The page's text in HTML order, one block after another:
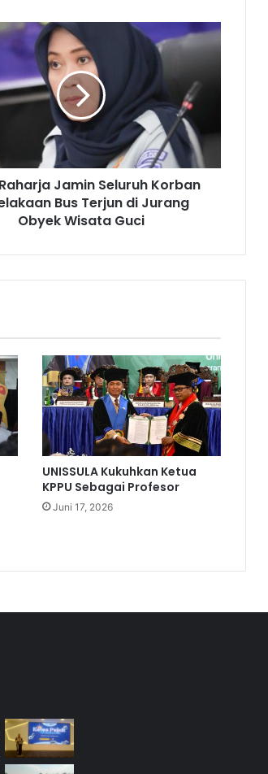
Jamin Seluruh Korban
Bus Terjun di Jurang
Obyek Wisata Guci
UNISSULA Kukuhkan Ketua
KPPU Sebagai Profesor
Juni 17, 2026